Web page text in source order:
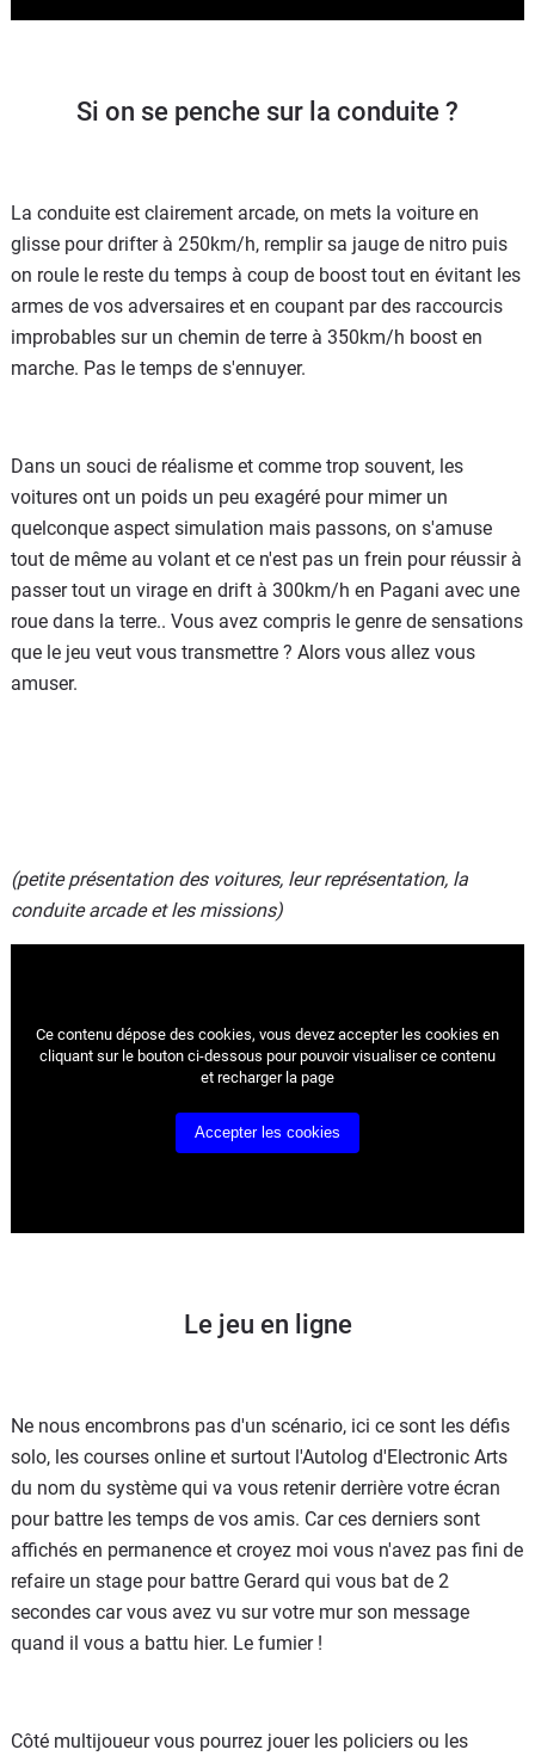
Si on se penche sur la conduite ?
La conduite est clairement arcade, on mets la voiture en
glisse pour drifter à 250km/h, remplir sa jauge de nitro puis
on roule le reste du temps à coup de boost tout en évitant les
armes de vos adversaires et en coupant par des raccourcis
improbables sur un chemin de terre à 350km/h boost en
marche. Pas le temps de s'ennuyer.
Dans un souci de réalisme et comme trop souvent, les
voitures ont un poids un peu exagéré pour mimer un
quelconque aspect simulation mais passons, on s'amuse
tout de même au volant et ce n'est pas un frein pour réussir à
passer tout un virage en drift à 300km/h en Pagani avec une
roue dans la terre.. Vous avez compris le genre de sensations
que le jeu veut vous transmettre ? Alors vous allez vous
amuser.
(petite présentation des voitures, leur représentation, la
conduite arcade et les missions)
Ce contenu dépose des cookies, vous devez accepter les cookies en
cliquant sur le bouton ci-dessous pour pouvoir visualiser ce contenu
et recharger la page
Accepter les cookies
Le jeu en ligne
Ne nous encombrons pas d'un scénario, ici ce sont les défis
solo, les courses online et surtout l'Autolog d'Electronic Arts
du nom du système qui va vous retenir derrière votre écran
pour battre les temps de vos amis. Car ces derniers sont
affichés en permanence et croyez moi vous n'avez pas fini de
refaire un stage pour battre Gerard qui vous bat de 2
secondes car vous avez vu sur votre mur son message
quand il vous a battu hier. Le fumier !
Côté multijoueur vous pourrez jouer les policiers ou les